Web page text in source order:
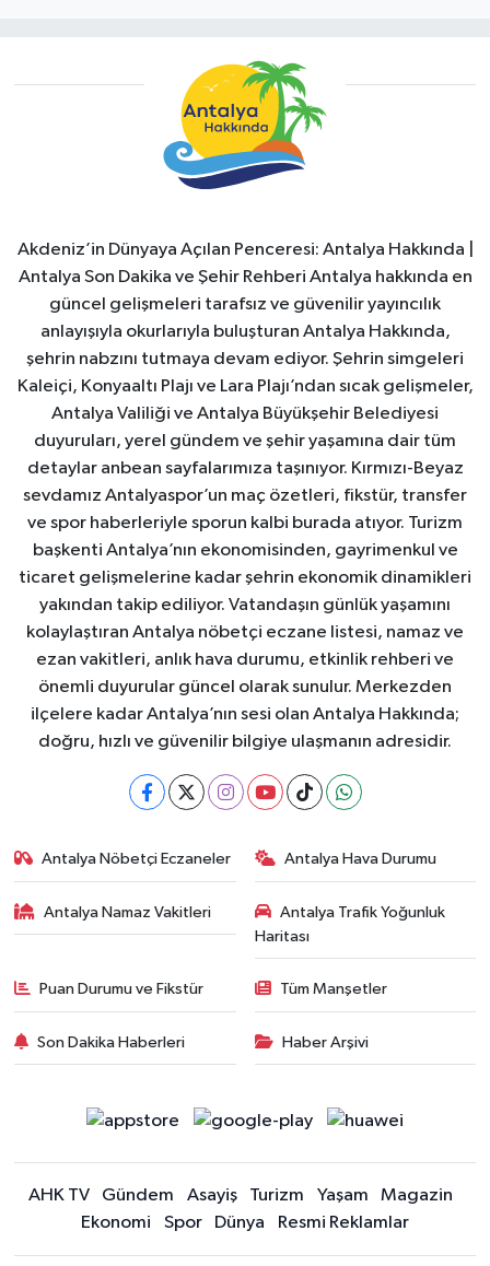
Akdeniz’in Dünyaya Açılan Penceresi: Antalya Hakkında |
Antalya Son Dakika ve Şehir Rehberi Antalya hakkında en
güncel gelişmeleri tarafsız ve güvenilir yayıncılık
anlayışıyla okurlarıyla buluşturan Antalya Hakkında,
şehrin nabzını tutmaya devam ediyor. Şehrin simgeleri
Kaleiçi, Konyaaltı Plajı ve Lara Plajı’ndan sıcak gelişmeler,
Antalya Valiliği ve Antalya Büyükşehir Belediyesi
duyuruları, yerel gündem ve şehir yaşamına dair tüm
detaylar anbean sayfalarımıza taşınıyor. Kırmızı-Beyaz
sevdamız Antalyaspor’un maç özetleri, fikstür, transfer
ve spor haberleriyle sporun kalbi burada atıyor. Turizm
başkenti Antalya’nın ekonomisinden, gayrimenkul ve
ticaret gelişmelerine kadar şehrin ekonomik dinamikleri
yakından takip ediliyor. Vatandaşın günlük yaşamını
kolaylaştıran Antalya nöbetçi eczane listesi, namaz ve
ezan vakitleri, anlık hava durumu, etkinlik rehberi ve
önemli duyurular güncel olarak sunulur. Merkezden
ilçelere kadar Antalya’nın sesi olan Antalya Hakkında;
doğru, hızlı ve güvenilir bilgiye ulaşmanın adresidir.
Antalya Nöbetçi Eczaneler Antalya Hava Durumu
Antalya Namaz Vakitleri
Antalya Trafik Yoğunluk
Haritası
Puan Durumu ve Fikstür Tüm Manşetler
Son Dakika Haberleri Haber Arşivi
AHK TV Gündem Asayiş Turizm Yaşam
Magazin
Ekonomi
Spor Dünya Resmi Reklamlar